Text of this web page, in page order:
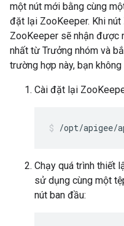
một nút mới bằng cùng
đặt lại ZooKeeper. Khi
ZooKeeper sẽ nhận được
nhất từ Trưởng nhóm và
trường hợp này, bạn
Cài đặt lại
/opt/apigee/
Chạy quá trình thiết
sử dụng cùng một
nút ban đầu: